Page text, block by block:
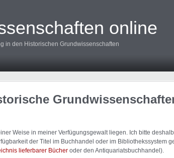
online
in den Historischen Grundwissenschaften
Weise in meiner Verfügungsgewalt liegen. Ich bitte
der Titel im Buchhandel oder im Bibliothekssystem
lieferbarer Bücher oder den Antiquariatsbuchhandel).